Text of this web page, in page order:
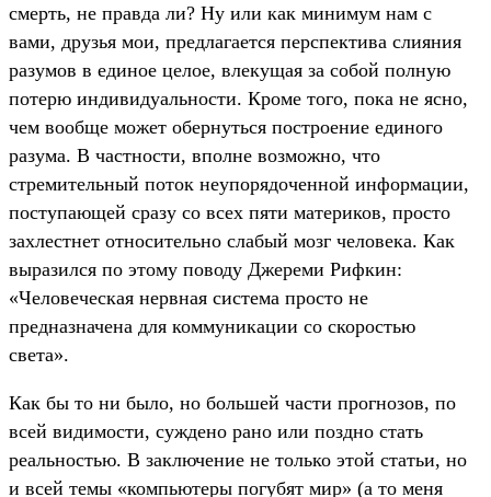
смерть, не правда ли? Ну или как минимум нам с
вами, друзья мои, предлагается перспектива слияния
разумов в единое целое, влекущая за собой полную
потерю индивидуальности. Кроме того, пока не ясно,
чем вообще может обернуться построение единого
разума. В частности, вполне возможно, что
стремительный поток неупорядоченной информации,
поступающей сразу со всех пяти материков, просто
захлестнет относительно слабый мозг человека. Как
выразился по этому поводу Джереми Рифкин:
«Человеческая нервная система просто не
предназначена для коммуникации со скоростью
света».
Как бы то ни было, но большей части прогнозов, по
всей видимости, суждено рано или поздно стать
реальностью. В заключение не только этой статьи, но
и всей темы «компьютеры погубят мир» (а то меня